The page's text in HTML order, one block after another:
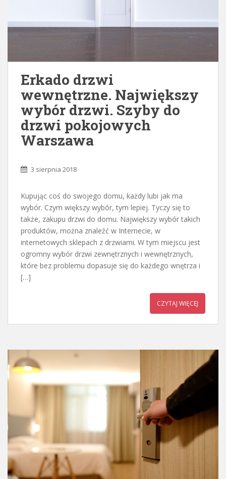
Erkado drzwi
wewnętrzne. Największy
wybór drzwi. Szyby do
drzwi pokojowych
Warszawa
3 sierpnia 2018
Kupując coś do swojego domu, każdy lubi jak ma
wybór. Czym większy wybór, tym lepiej. Tyczy się to
także, zakupu drzwi do domu. Największy wybór takich
produktów, można znaleźć w Internecie, w
internetowych sklepach z drzwiami. W tym miejscu jest
ogromny wybór drzwi zewnętrznych i wewnętrznych,
które bez problemu dopasuje się do każdego wnętrza i
[…]
CZYTAJ WIĘCEJ